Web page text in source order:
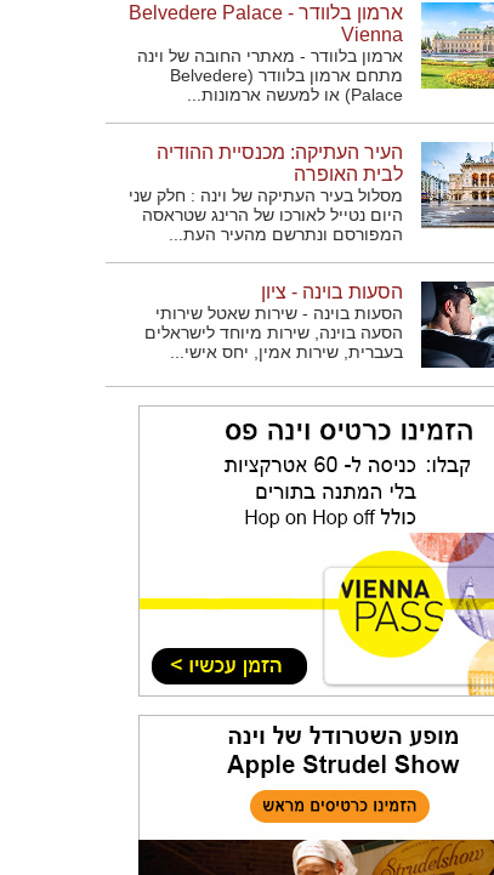
ארמון בלוודר - Belvedere Palace
Vienna
ארמון בלוודר - מאתרי החובה של וינה
מתחם ארמון בלוודר (Belvedere
Palace) או למעשה ארמונות...
העיר העתיקה: מכנסיית ההודיה
לבית האופרה
מסלול בעיר העתיקה של וינה : חלק שני
היום נטייל לאורכו של הרינג שטראסה
המפורסם ונתרשם מהעיר העת...
הסעות בוינה - ציון
הסעות בוינה - שירות שאטל שירותי
הסעה בוינה, שירות מיוחד לישראלים
בעברית, שירות אמין, יחס אישי...